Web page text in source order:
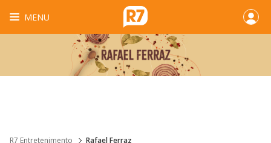
MENU
R7 Entretenimento Rafael Ferraz